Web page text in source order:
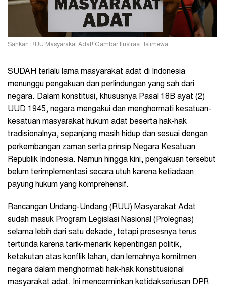
Sahkan RUU Masyarakat Adat! Gambar Ilustrasi: Istimewa
SUDAH terlalu lama masyarakat adat di Indonesia
menunggu pengakuan dan perlindungan yang sah dari
negara. Dalam konstitusi, khususnya Pasal 18B ayat (2)
UUD 1945, negara mengakui dan menghormati kesatuan-
kesatuan masyarakat hukum adat beserta hak-hak
tradisionalnya, sepanjang masih hidup dan sesuai dengan
perkembangan zaman serta prinsip Negara Kesatuan
Republik Indonesia. Namun hingga kini, pengakuan tersebut
belum terimplementasi secara utuh karena ketiadaan
payung hukum yang komprehensif.
Rancangan Undang-Undang (RUU) Masyarakat Adat
sudah masuk Program Legislasi Nasional (Prolegnas)
selama lebih dari satu dekade, tetapi prosesnya terus
tertunda karena tarik-menarik kepentingan politik,
ketakutan atas konflik lahan, dan lemahnya komitmen
negara dalam menghormati hak-hak konstitusional
masyarakat adat. Ini mencerminkan ketidakseriusan DPR